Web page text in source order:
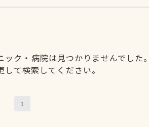
ク・病院は見つかりませんでした。
て検索してください。
1